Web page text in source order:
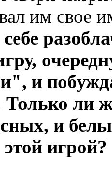
им свое
и
Только ли
и
игрой?